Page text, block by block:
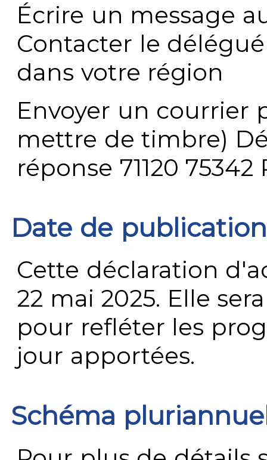
Écrire un message
Contacter le
dans votre région
Envoyer un courrier
mettre de timbre)
réponse 71120 75342
Date de publication
Cette déclaration
22 mai 2025. Elle
pour refléter les
jour apportées.
Schéma